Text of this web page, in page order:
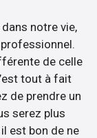
notre vie,
de celle
tout à fait
de prendre un
serez plus
est bon de ne